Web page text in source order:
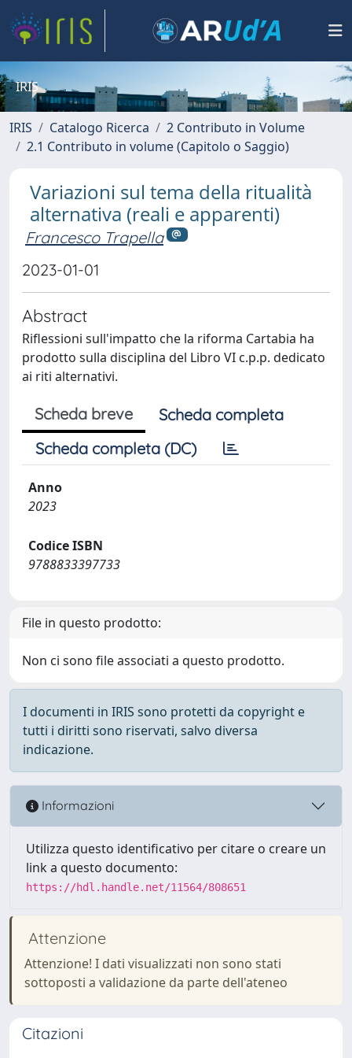
IRIS
IRIS Catalogo Ricerca
2 Contributo in Volume
2.1 Contributo in volume (Capitolo o Saggio)
Variazioni sul tema della ritualità
alternativa (reali e apparenti)
Francesco Trapella
2023-01-01
Abstract
Riflessioni sull'impatto che la riforma Cartabia ha
prodotto sulla disciplina del Libro VI c.p.p. dedicato
ai riti alternativi.
Scheda breve
Scheda completa
Scheda completa (DC)
Anno
2023
Codice ISBN
9788833397733
File in questo prodotto:
Non ci sono file associati a questo prodotto.
I documenti in IRIS sono protetti da copyright e
tutti i diritti sono riservati, salvo diversa
indicazione.
Informazioni
Utilizza questo identificativo per citare o creare un
link a questo documento:
https://hdl.handle.net/11564/808651
Attenzione
Attenzione! I dati visualizzati non sono stati
sottoposti a validazione da parte dell'ateneo
Citazioni